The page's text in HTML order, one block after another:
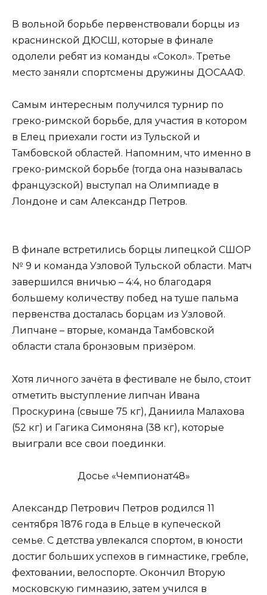
В вольной борьбе первенствовали борцы из
краснинской ДЮСШ, которые в финале
одолели ребят из команды «Сокол». Третье
место заняли спортсмены дружины ДОСААФ.
Самым интересным получился турнир по
греко-римской борьбе, для участия в котором
в Елец приехали гости из Тульской и
Тамбовской областей. Напомним, что именно в
греко-римской борьбе (тогда она называлась
французской) выступал на Олимпиаде в
Лондоне и сам Александр Петров.
В финале встретились борцы липецкой СШОР
№ 9 и команда Узловой Тульской области. Матч
завершился вничью – 4:4, но благодаря
большему количеству побед на туше пальма
первенства досталась борцам из Узловой.
Липчане – вторые, команда Тамбовской
области стала бронзовым призёром.
Хотя личного зачёта в фестивале не было, стоит
отметить выступление липчан Ивана
Проскурина (свыше 75 кг), Даниила Малахова
(52 кг) и Гагика Симоняна (38 кг), которые
выиграли все свои поединки.
Досье «Чемпионат48»
Александр Петрович Петров родился 11
сентября 1876 года в Ельце в купеческой
семье. С детства увлекался спортом, в юности
достиг больших успехов в гимнастике, гребле,
фехтовании, велоспорте. Окончил Вторую
московскую гимназию, затем учился в